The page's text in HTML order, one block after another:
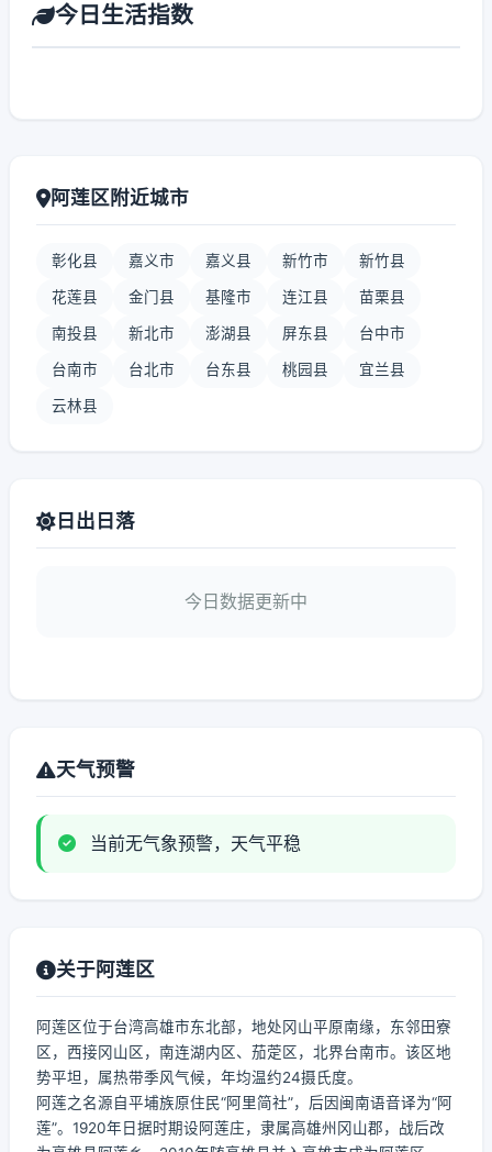
今日生活指数
阿莲区附近城市
彰化县 嘉义市 嘉义县 新竹市 新竹县
花莲县 金门县 基隆市 连江县 苗栗县
南投县 新北市 澎湖县 屏东县 台中市
台南市 台北市 台东县 桃园县 宜兰县
云林县
日出日落
今日数据更新中
天气预警
当前无气象预警，天气平稳
关于阿莲区
阿莲区位于台湾高雄市东北部，地处冈山平原南缘，东邻田寮
区，西接冈山区，南连湖内区、茄萣区，北界台南市。该区地
势平坦，属热带季风气候，年均温约24摄氏度。
阿莲之名源自平埔族原住民“阿里简社”，后因闽南语音译为“阿
莲”。1920年日据时期设阿莲庄，隶属高雄州冈山郡，战后改